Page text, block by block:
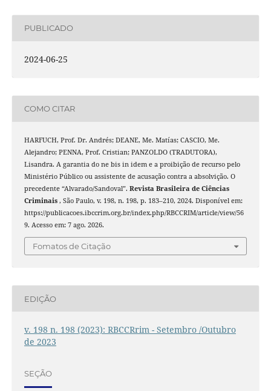
PUBLICADO
2024-06-25
COMO CITAR
HARFUCH, Prof. Dr. Andrés; DEANE, Me. Matías; CASCIO, Me.
Alejandro; PENNA, Prof. Cristian; PANZOLDO (TRADUTORA),
Lisandra. A garantia do ne bis in idem e a proibição de recurso pelo
Ministério Público ou assistente de acusação contra a absolvição. O
precedente “Alvarado/Sandoval”. Revista Brasileira de Ciências
Criminais , São Paulo, v. 198, n. 198, p. 183–210, 2024. Disponível em:
https://publicacoes.ibccrim.org.br/index.php/RBCCRIM/article/view/56
9. Acesso em: 7 ago. 2026.
Fomatos de Citação
EDIÇÃO
v. 198 n. 198 (2023): RBCCRrim - Setembro /Outubro
de 2023
SEÇÃO